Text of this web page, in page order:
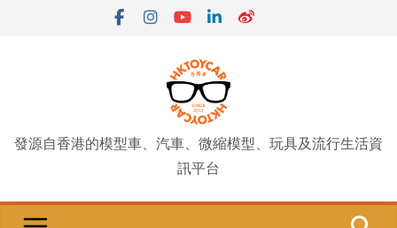
發源自香港的模型車、汽車、微縮模型、玩具及流行生活資
訊平台